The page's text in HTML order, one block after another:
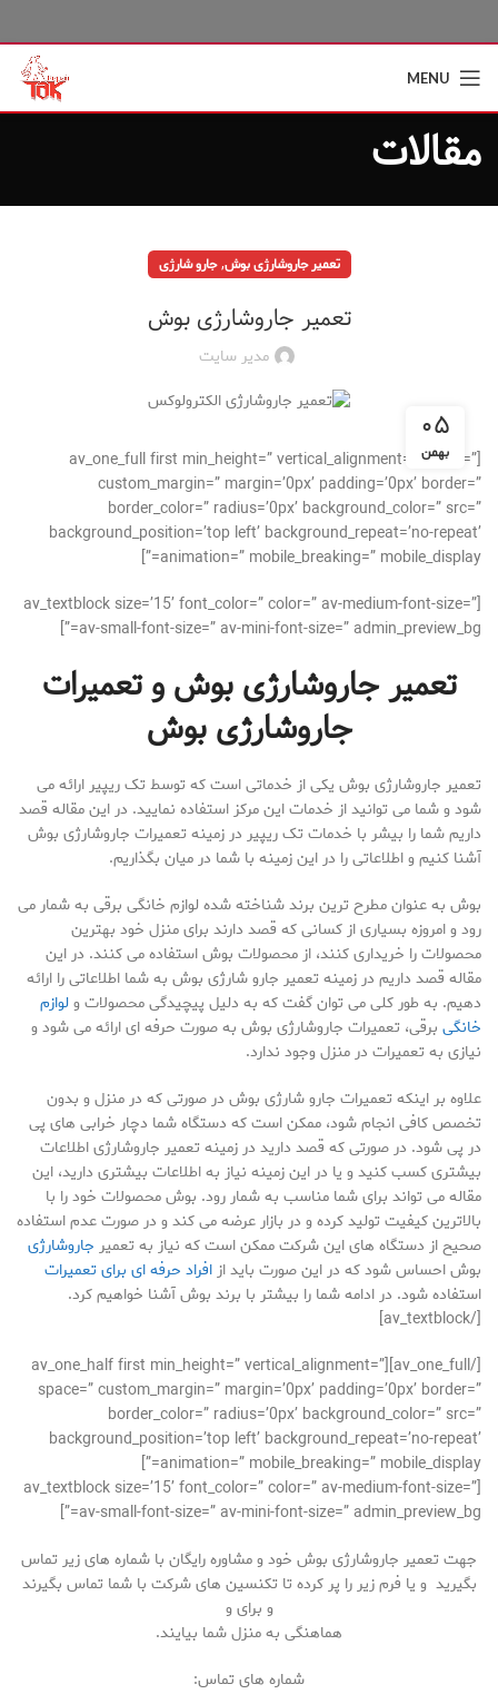
MENU
مقالات
تعمیر جاروشارژی بوش,جارو شارژی
تعمیر جاروشارژی بوش
مدیر سایت
۰۵
بهمن
[av_one_full first min_height=” vertical_alignment=” space=”
custom_margin=” margin=’0px’ padding=’0px’ border=”
border_color=” radius=’0px’ background_color=” src=”
background_position=’top left’ background_repeat=’no-repeat’
animation=” mobile_breaking=” mobile_display=”]
[av_textblock size=’15’ font_color=” color=” av-medium-font-size=”
av-small-font-size=” av-mini-font-size=” admin_preview_bg=”]
تعمیر جاروشارژی بوش و تعمیرات
جاروشارژی بوش
تعمیر جاروشارژی بوش یکی از خدماتی است که توسط تک ریپیر ارائه می
شود و شما می توانید از خدمات این مرکز استفاده نمایید. در این مقاله قصد
داریم شما را بیشر با خدمات تک ریپیر در زمینه تعمیرات جاروشارژی بوش
آشنا کنیم و اطلاعاتی را در این زمینه با شما در میان بگذاریم.
بوش به عنوان مطرح ترین برند شناخته شده لوازم خانگی برقی به شمار می
رود و امروزه بسیاری از کسانی که قصد دارند برای منزل خود بهترین
محصولات را خریداری کنند، از محصولات بوش استفاده می کنند. در این
مقاله قصد داریم در زمینه تعمیر جارو شارژی بوش به شما اطلاعاتی را ارائه
دهیم. به طور کلی می توان گفت که به دلیل پیچیدگی محصولات ولوازم
خانگی برقی، تعمیرات جاروشارژی بوش به صورت حرفه ای ارائه می شود و
نیازی به تعمیرات در منزل وجود ندارد.
علاوه بر اینکه تعمیرات جارو شارژی بوش در صورتی که در منزل و بدون
تخصص کافی انجام شود، ممکن است که دستگاه شما دچار خرابی های پی
در پی شود. در صورتی که قصد دارید در زمینه تعمیر جاروشارژی اطلاعات
بیشتری کسب کنید و یا در این زمینه نیاز به اطلاعات بیشتری دارید، این
مقاله می تواند برای شما مناسب به شمار رود. بوش محصولات خود را با
بالاترین کیفیت تولید کرده و در بازار عرضه می کند و در صورت عدم استفاده
صحیح از دستگاه های این شرکت ممکن است که نیاز به تعمیر جاروشارژی
بوش احساس شود که در این صورت باید ازافراد حرفه ای برای تعمیرات
استفاده شود. در ادامه شما را بیشتر با برند بوش آشنا خواهیم کرد.
[/av_textblock]
[/av_one_full][av_one_half first min_height=” vertical_alignment=”
space=” custom_margin=” margin=’0px’ padding=’0px’ border=”
border_color=” radius=’0px’ background_color=” src=”
background_position=’top left’ background_repeat=’no-repeat’
animation=” mobile_breaking=” mobile_display=”]
[av_textblock size=’15’ font_color=” color=” av-medium-font-size=”
av-small-font-size=” av-mini-font-size=” admin_preview_bg=”]
جهت تعمیر جاروشارژی بوش خود و مشاوره رایگان با شماره های زیر تماس
بگیرید و یا فرم زیر را پر کرده تا تکنسین های شرکت با شما تماس بگیرند
و برای و
هماهنگی به منزل شما بیایند.
شماره های تماس: